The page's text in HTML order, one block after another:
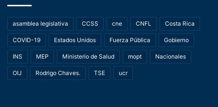
asamblea legislativa CCSS cne CNFL Costa Rica
COVID-19 Estados Unidos Fuerza Pública Gobierno
INS MEP Ministerio de Salud mopt Nacionales
OIJ Rodrigo Chaves. TSE ucr